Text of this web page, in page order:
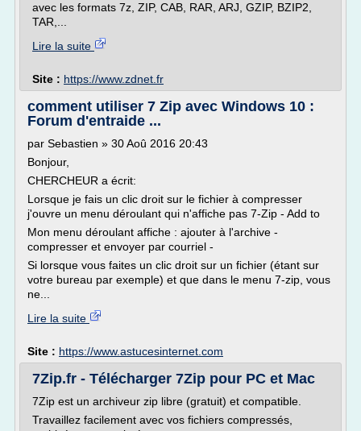
avec les formats 7z, ZIP, CAB, RAR, ARJ, GZIP, BZIP2,
TAR,...
Lire la suite
Site : https://www.zdnet.fr
comment utiliser 7 Zip avec Windows 10 :
Forum d'entraide ...
par Sebastien » 30 Aoû 2016 20:43
Bonjour,
CHERCHEUR a écrit:
Lorsque je fais un clic droit sur le fichier à compresser
j'ouvre un menu déroulant qui n'affiche pas 7-Zip - Add to
Mon menu déroulant affiche : ajouter à l'archive -
compresser et envoyer par courriel -
Si lorsque vous faites un clic droit sur un fichier (étant sur
votre bureau par exemple) et que dans le menu 7-zip, vous
ne...
Lire la suite
Site : https://www.astucesinternet.com
7Zip.fr - Télécharger 7Zip pour PC et Mac
7Zip est un archiveur zip libre (gratuit) et compatible.
Travaillez facilement avec vos fichiers compressés,